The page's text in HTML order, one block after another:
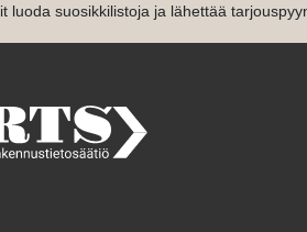
luoda suosikkilistoja ja lähettää